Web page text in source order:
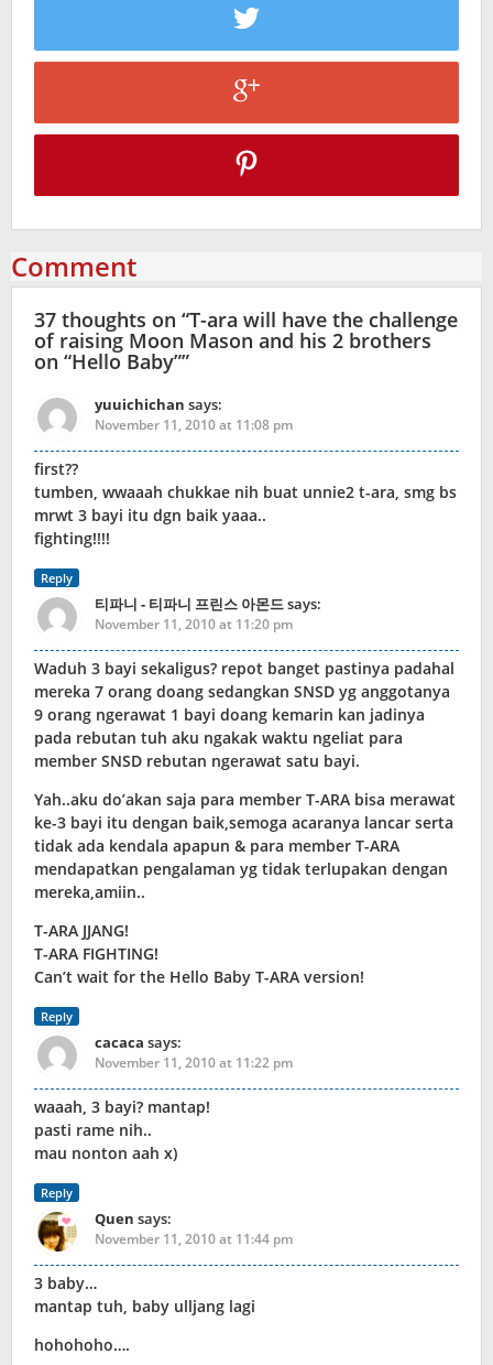
Comment
37 thoughts on “T-ara will have the challenge
of raising Moon Mason and his 2 brothers
on “Hello Baby””
yuuichichan says:
November 11, 2010 at 11:08 pm
first??
tumben, wwaaah chukkae nih buat unnie2 t-ara, smg bs
mrwt 3 bayi itu dgn baik yaaa..
fighting!!!!
Reply
티파니 - 티파니 프린스 아몬드says:
November 11, 2010 at 11:20 pm
Waduh 3 bayi sekaligus? repot banget pastinya padahal
mereka 7 orang doang sedangkan SNSD yg anggotanya
9 orang ngerawat 1 bayi doang kemarin kan jadinya
pada rebutan tuh aku ngakak waktu ngeliat para
member SNSD rebutan ngerawat satu bayi.
Yah..aku do’akan saja para member T-ARA bisa merawat
ke-3 bayi itu dengan baik,semoga acaranya lancar serta
tidak ada kendala apapun & para member T-ARA
mendapatkan pengalaman yg tidak terlupakan dengan
mereka,amiin..
T-ARA JJANG!
T-ARA FIGHTING!
Can’t wait for the Hello Baby T-ARA version!
Reply
cacaca says:
November 11, 2010 at 11:22 pm
waaah, 3 bayi? mantap!
pasti rame nih..
mau nonton aah x)
Reply
Quen says:
November 11, 2010 at 11:44 pm
3 baby…
mantap tuh, baby ulljang lagi
hohohoho….